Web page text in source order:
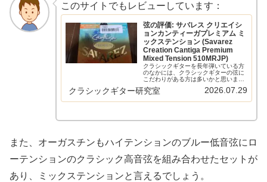
このサイトでもレビューしています：
弦の評価: サバレス クリエイシ
ョンカンティーガプレミアム ミ
ックステンション (Savarez
Creation Cantiga Premium
Mixed Tension 510MRJP)
クラシックギターを長年弾いている方
のなかには、クラシックギターの弦に
こだわりがある方は多いかと思いま
す。そんなこだわりにこたえるべく、
弦メーカー各社はさまざまな弦を販売
クラシックギター研究室 2026.07.29
また、オーガスチンもハイテンションのブルー低音弦にロ
ーテンションのクラシック高音弦を組み合わせたセットが
あり、ミックステンションと言えるでしょう。